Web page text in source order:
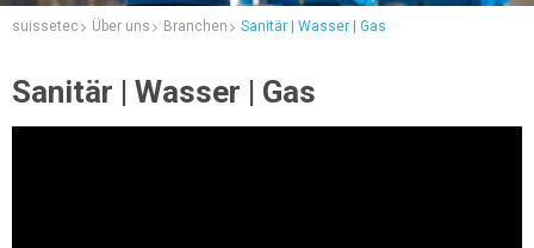
suissetec Über uns Branchen Sanitär | Wasser | Gas
Sanitär | Wasser | Gas